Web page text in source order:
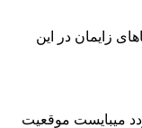
در تلیسه ها تا ۴ ساعت به درازا میکشد. اغلب خطاهای زایمان در این
میبایست موقعیت